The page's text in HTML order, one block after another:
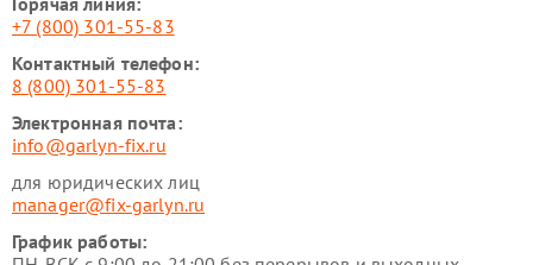
+7 (800) 301-55-83
Контактный телефон:
8 (800) 301-55-83
Электронная почта:
info@garlyn-fix.ru
для юридических лиц
manager@fix-garlyn.ru
График работы: